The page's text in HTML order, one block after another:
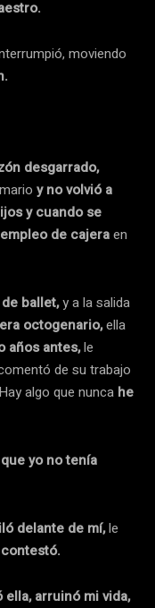
moviendo
desgarrado,
y no volvió a
y cuando se
de cajeraen
ballet,y a la salida
octogenario,ella
años antes,le
de su trabajo
Hay algo que nunca he
yo no tenía
delante de mí,le
ella, arruinó mi vida,